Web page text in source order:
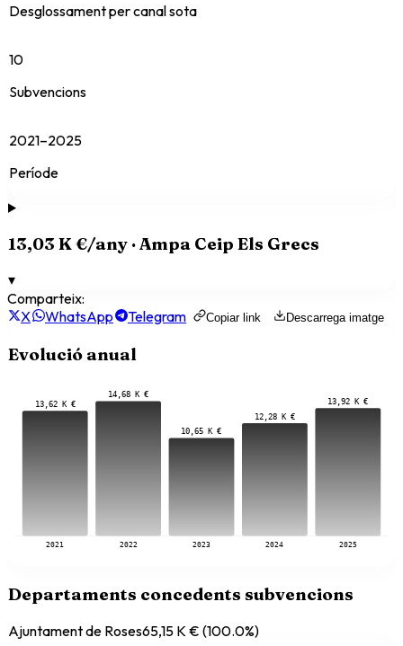
Desglossament per canal sota
10
Subvencions
2021–2025
Període
13,03 K €/any ·Ampa Ceip Els Grecs
▾
Comparteix:
X
WhatsApp Telegram Copiar link Descarrega imatge
Evolució anual
13,62 K €
2021
14,68 K €
2022
10,65 K €
2023
12,28 K €
2024
13,92 K €
2025
Departaments concedents subvencions
Ajuntament de Roses65,15 K € (100.0%)